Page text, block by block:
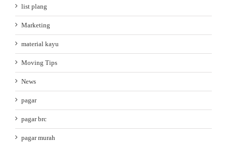
list plang
Marketing
material kayu
Moving Tips
News
pagar
pagar brc
pagar murah